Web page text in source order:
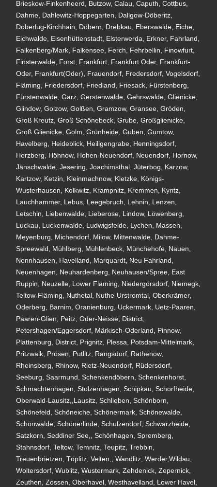
Brieskow-Finkenheerd, Butzow, Calau, Caputh, Cottbus,
Dahme, Dahlewitz-Hoppegarten, Dallgow-Döberitz,
Doberlug-Kirchhain, Döbern, Drebkau, Eberswalde, Eiche,
Eichwalde, Eisenhüttenstadt, Elsterwerda, Erkner, Fahrland,
Falkenberg/Mark, Falkensee, Ferch, Fehrbellin, Finowfurt,
Finsterwalde, Forst, Frankfurt, Frankfurt Oder, Frankfurt-
Oder, Frankfurt(Oder), Frauendorf, Fredersdorf, Vogelsdorf,
Fläming, Friedersdorf, Friedland, Friesack, Fürstenberg,
Fürstenwalde, Garz, Gerstenwalde, Gehrswalde, Glienicke,
Glindow, Golzow, Golßen, Gramzow, Gransee, Gröden,
Groß Kreutz, Groß Schönebeck, Grube, Großglienicke,
Groß Glienicke, Golm, Grünheide, Guben, Gumtow,
Havelberg, Heideblick, Heiligengrabe, Henningsdorf,
Herzberg, Höhnow, Hohen-Neuendorf, Neuendorf, Hornow,
Jänschwalde, Jesering, Joachimsthal, Jüterbog, Karzow,
Kartzow, Ketzin, Kleinmachnow, Kletzke, Königs-
Wusterhausen, Kolkwitz, Krampnitz, Kremmen, Kyritz,
Lauchhammer, Lebus, Leegebruch, Lehnin, Lenzen,
Letschin, Liebenwalde, Lieberose, Lindow, Löwenberg,
Luckau, Luckenwalde, Ludwigsfelde, Lychen, Massen,
Meyenburg, Michendorf, Milow, Mittenwalde, Dahme-
Spreewald, Mühlberg, Mühlenbeck, Münchehofe, Nauen,
Nennhausen, Havelland, Marquardt, Neu Fahrland,
Neuenhagen, Neuhardenberg, Neuhausen/Spree, East
Ruppin, Neuzelle, Lower Fläming, Niedergörsdorf, Niemegk,
Teltow-Fläming, Nuthetal, Nuthe-Urstromtal, Oberkrämer,
Oderberg, Barnim, Oranienburg, Uckermark, Uetz-Paaren,
Paaren-Glien, Peitz, Oder-Neisse, District,
Petershagen/Eggersdorf, Märkisch-Oderland, Pinnow,
Plattenburg, District, Prignitz, Plessa, Potsdam-Mittelmark,
Pritzwalk, Prösen, Putlitz, Rangsdorf, Rathenow,
Rheinsberg, Rhinow, Rietz-Neuendorf, Rüdersdorf,
Seeburg, Saarmund, Schenkendöbern, Schenkenhorst,
Schmachtenhagen, Stolzenhagen, Schipkau, Schorfheide,
Oberwald-Lausitz,,Lausitz, Schlieben, Schönborn,
Schönefeld, Schöneiche, Schönermark, Schönewalde,
Schönwalde, Schönerlinde, Schulzendorf, Schwarzheide,
Satzkorn, Seddiner See,, Schönhagen, Spremberg,
Stahnsdorf, Teltow, Temnitz, Teupitz, Trebbin,
Treuenbrietzen, Töplitz, Velten,, Wandlitz, Werder,Wildau,
Woltersdorf, Wublitz, Wustermark, Zehdenick, Zepernick,
Zeuthen, Zossen, Oberhavel, Westhavelland, Lower Havel,